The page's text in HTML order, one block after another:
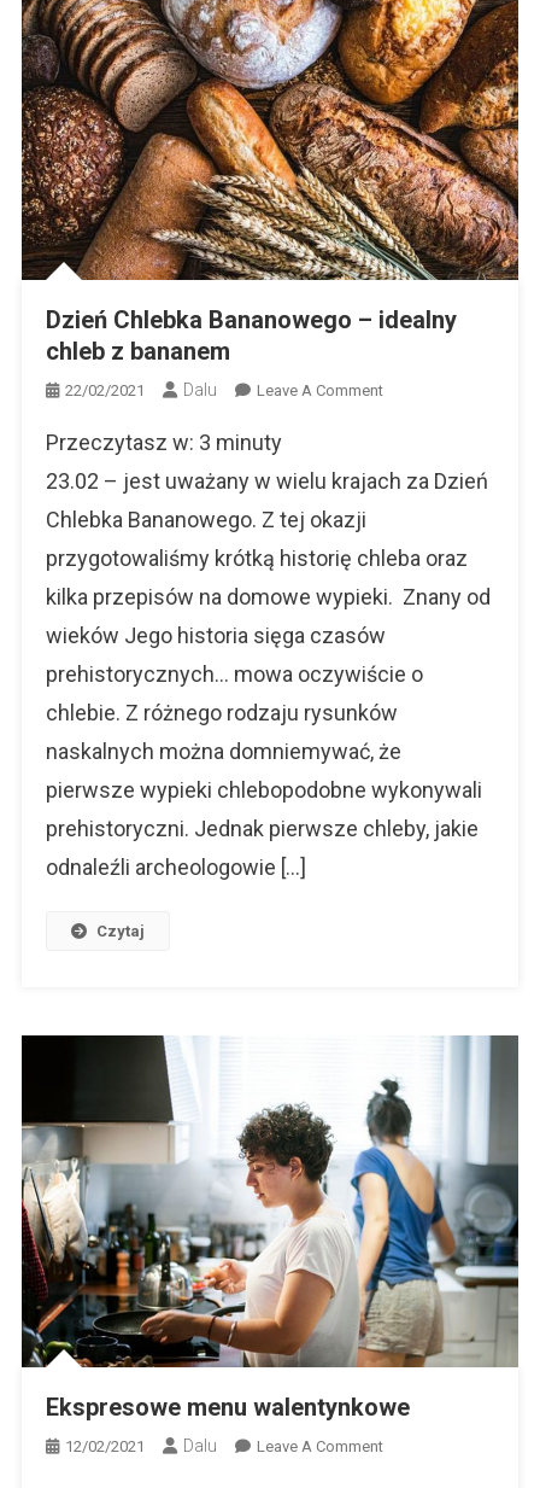
Dzień Chlebka Bananowego – idealny
chleb z bananem
22/02/2021 Dalu Leave A CommentOn
Bananowego
Chleb
Przeczytasz w: 3 minuty
23.02 – jest uważany w wielu krajach za Dzień
Chlebka Bananowego. Z tej okazji
przygotowaliśmy krótką historię chleba oraz
kilka przepisów na domowe wypieki. Znany od
wieków Jego historia sięga czasów
prehistorycznych… mowa oczywiście o
chlebie. Z różnego rodzaju rysunków
naskalnych można domniemywać, że
pierwsze wypieki chlebopodobne wykonywali
prehistoryczni. Jednak pierwsze chleby, jakie
odnaleźli archeologowie […]
Czytaj
Ekspresowe menu walentynkowe
12/02/2021 Dalu Leave A CommentOn